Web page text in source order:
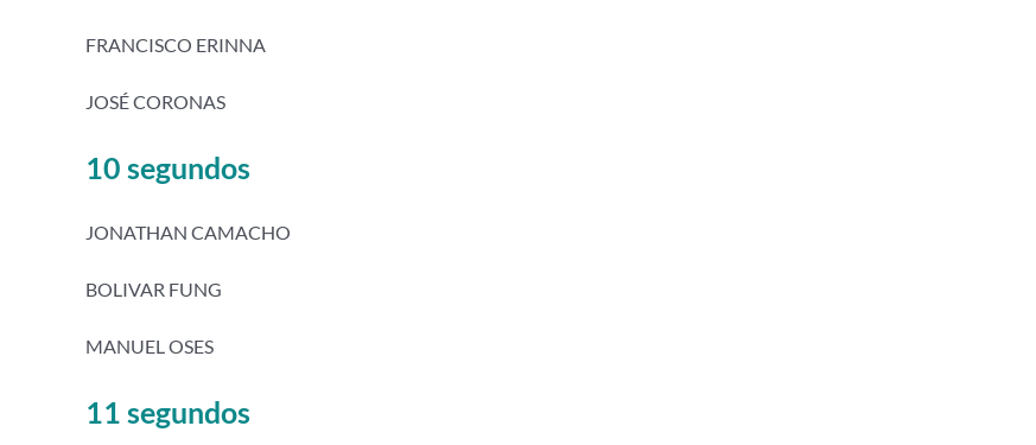
FRANCISCO ERINNA
JOSÉ CORONAS
10 segundos
JONATHAN CAMACHO
BOLIVAR FUNG
MANUEL OSES
11 segundos